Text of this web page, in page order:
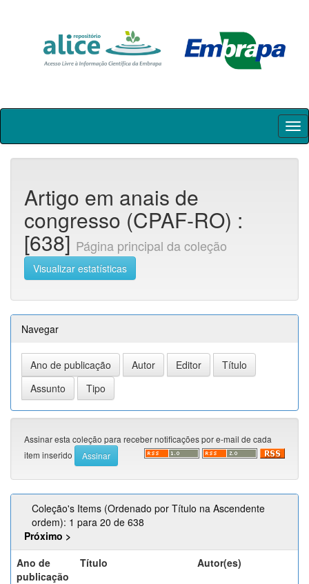
Skip
Artigo em anais de
congresso (CPAF-RO) :
[638] Página principal da coleção
Visualizar estatísticas
Navegar
Assinar esta coleção para receber notificações por e-mail de cada
item inserido
Coleção's Items (Ordenado por Título na Ascendente
ordem): 1 para 20 de 638
Próximo >
Ano de
publicação
Título Autor(es)